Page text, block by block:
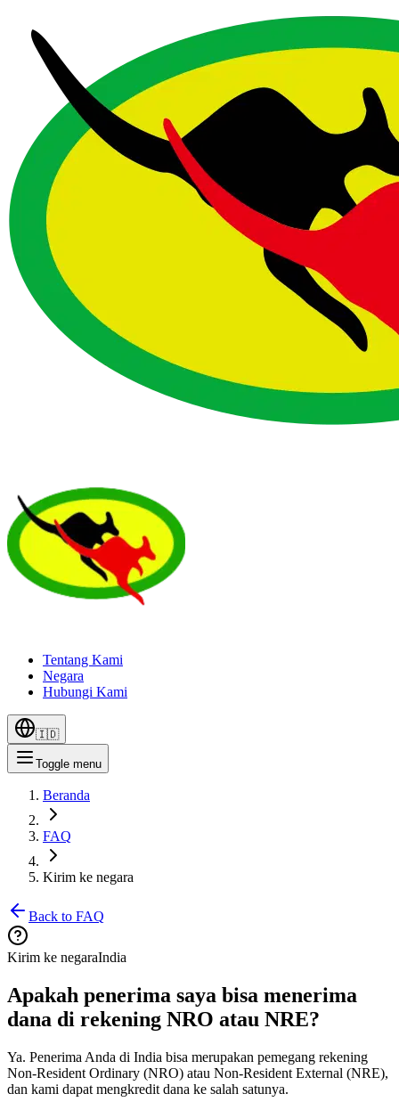
Tentang Kami
Negara
Hubungi Kami
🇮🇩
Toggle menu
Beranda
FAQ
Kirim ke negara
Back to FAQ
Kirim ke negaraIndia
Apakah penerima saya bisa menerima
dana di rekening NRO atau NRE?
Ya. Penerima Anda di India bisa merupakan pemegang rekening
Non-Resident Ordinary (NRO) atau Non-Resident External (NRE),
dan kami dapat mengkredit dana ke salah satunya.